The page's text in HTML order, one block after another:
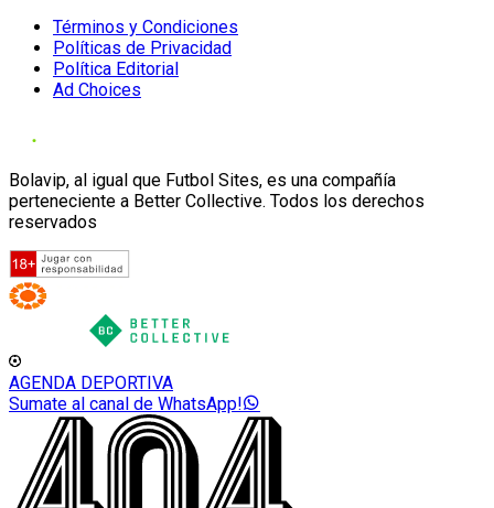
Términos y Condiciones
Políticas de Privacidad
Política Editorial
Ad Choices
Bolavip, al igual que Futbol Sites, es una compañía
perteneciente a Better Collective. Todos los derechos
reservados
AGENDA DEPORTIVA
Sumate al canal de WhatsApp!